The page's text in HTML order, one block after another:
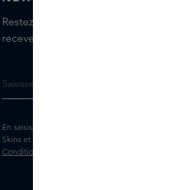
Restez informé(e) des dernières
recevez les conseils de nos Skins
En saisissant votre adresse e-mail, vous
Skins et des messages marketing
Conditions générales